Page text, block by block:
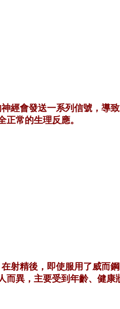
經會發送一系列信號，導
常的生理反應。
射精後，即使服用了威而
異，主要受到年齡、健康